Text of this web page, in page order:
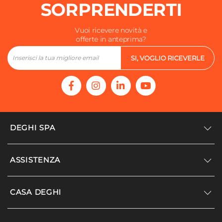
Verde
Fantasia
Disegno geometrico
Juta
Pelo
Lavaggio
SORPRENDERTI
Vuoi ricevere novità e
offerte in anteprima?
SI, VOGLIO RICEVERLE
DEGHI SPA
Accedi/Registrati
ASSISTENZA
Supporto
CASA DEGHI